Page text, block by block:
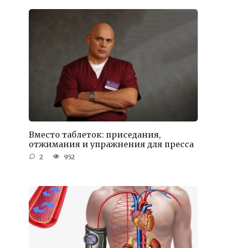
Вместо таблеток: приседания,
отжимания и упражнения для пресса
2 952